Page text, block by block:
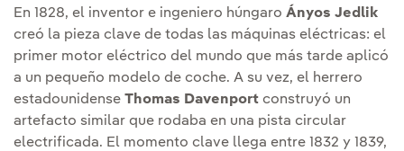
En 1828, el inventor e ingeniero húngaro Ányos Jedlik
creó la pieza clave de todas las máquinas eléctricas: el
primer motor eléctrico del mundo que más tarde aplicó
a un pequeño modelo de coche. A su vez, el herrero
estadounidense Thomas Davenport construyó un
artefacto similar que rodaba en una pista circular
electrificada. El momento clave llega entre 1832 y 1839,